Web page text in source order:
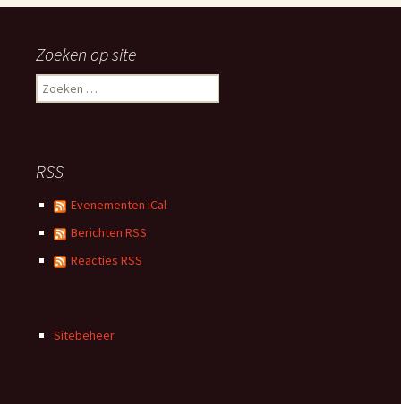
Zoeken op site
Zoeken
naar:
RSS
Evenementen iCal
Berichten RSS
Reacties RSS
Sitebeheer